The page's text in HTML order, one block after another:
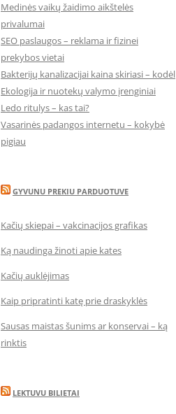
Medinės vaikų žaidimo aikštelės
privalumai
SEO paslaugos – reklama ir fizinei
prekybos vietai
Bakterijų kanalizacijai kaina skiriasi – kodėl
Ekologija ir nuotekų valymo įrenginiai
Ledo ritulys – kas tai?
Vasarinės padangos internetu – kokybė
pigiau
GYVUNU PREKIU PARDUOTUVE
Kačių skiepai – vakcinacijos grafikas
Ką naudinga žinoti apie kates
Kačių auklėjimas
Kaip pripratinti katę prie draskyklės
Sausas maistas šunims ar konservai – ką
rinktis
LEKTUVU BILIETAI